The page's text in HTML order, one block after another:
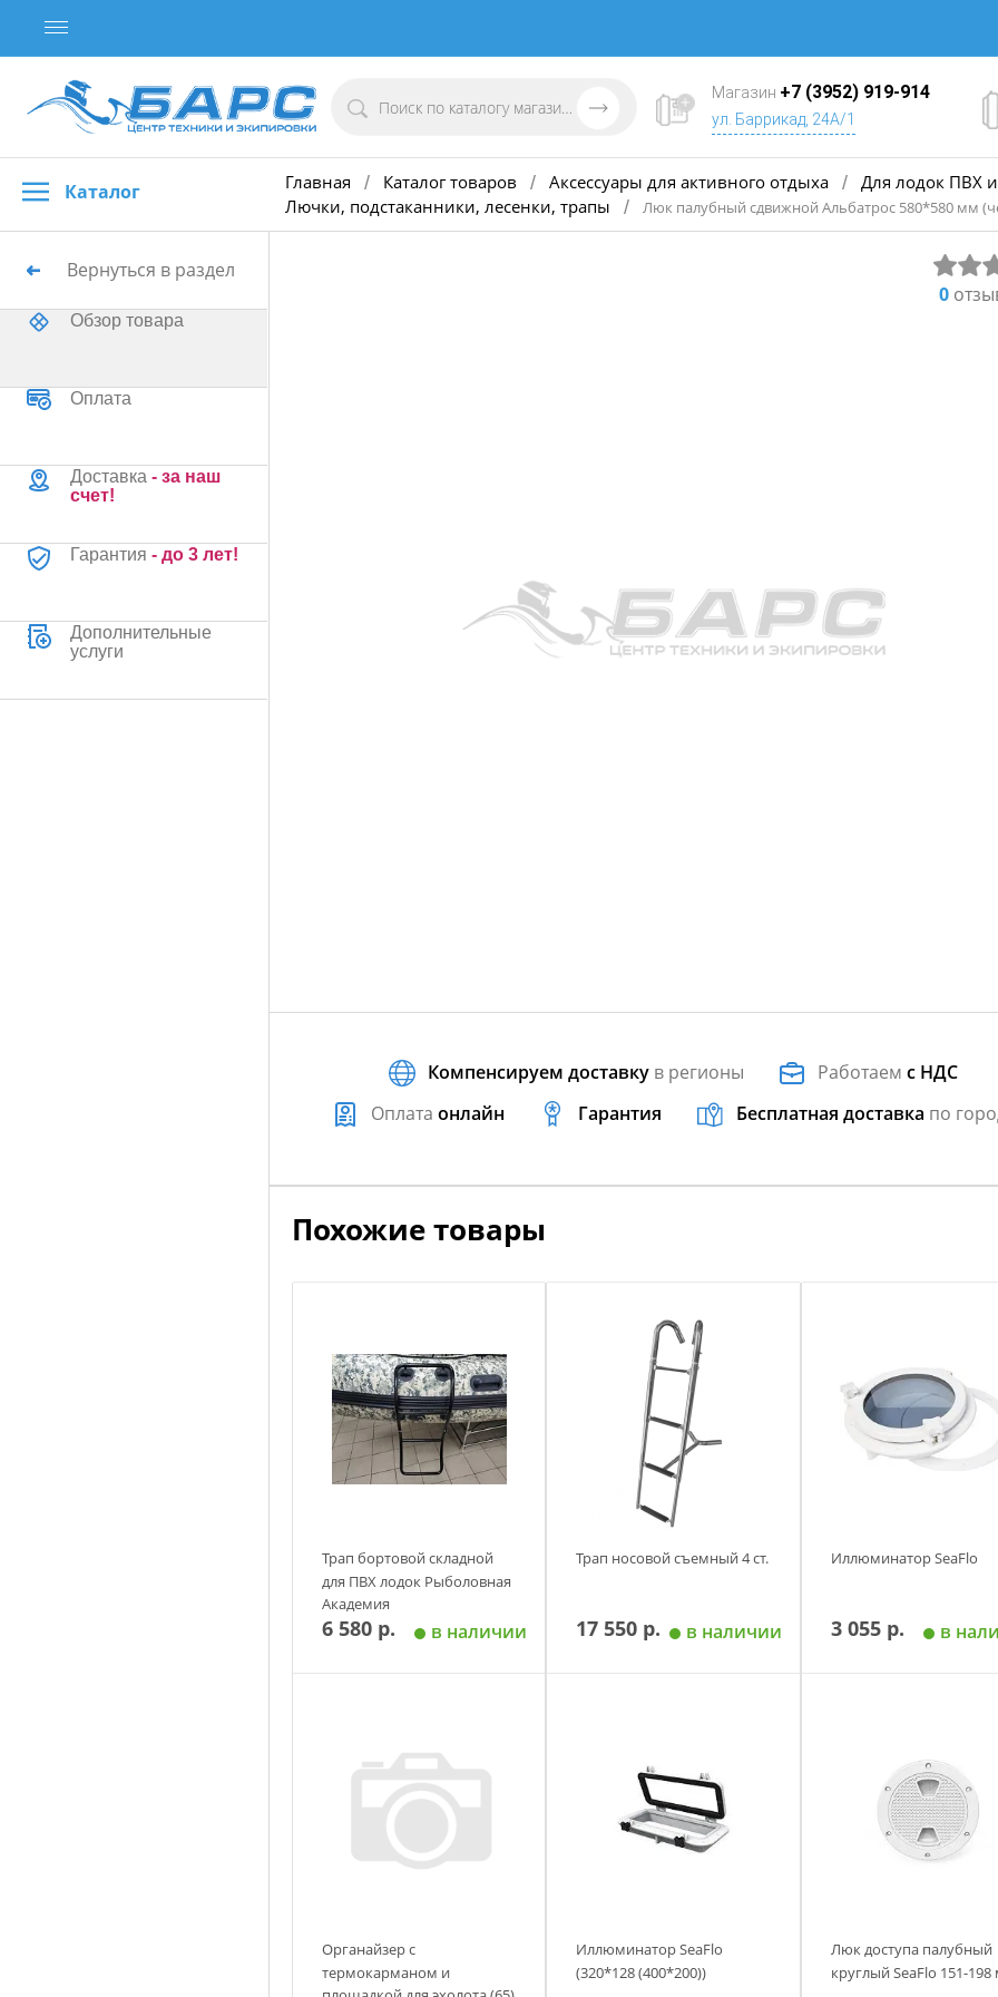
Магазин +7 (3952) 919-914
ул. Баррикад, 24А/1
Каталог Главная / Каталог товаров / Аксессуары для активного отдыха / Для лодок ПВХ
Лючки, подстаканники, лесенки, трапы
/ Люк палубный сдвижной Альбатрос 580*580 мм
Вернуться в раздел
Обзор товара
Оплата
Доставка - за наш
счет!
Гарантия - до 3 лет!
Дополнительные
услуги
0
Компенсируем доставку в регионы Работаемс НДС
Оплата онлайн Гарантия Бесплатная доставка по
Похожие товары
Трап бортовой складной
для ПВХ лодок Рыболовная
Академия
6 580 р. в наличии
Трап носовой съемный 4 ст.
17 550 р. в наличии
Иллюминатор SeaFlo
3 055 р. в
Органайзер с
термокарманом и
Иллюминатор SeaFlo
(320*128 (400*200))
Люк доступа палубный
круглый SeaFlo 151-